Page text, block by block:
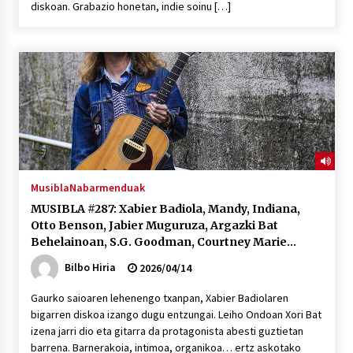
2026/07/09
Larunbatean Plentziako Itsas Martxa ospatuko
da
2026/07/07
LIBURUEN ERREPUBLIKA TXIKIA: Hiragana akats
2026/07/07
Uribitarte40 aretoan
SOINUGELA: Paul McCartney eta Ringo Starr-en
lan berriak
diskoan. Grabazio honetan, indie soinu […]
MusiblaNabarmenduak
MUSIBLA #287: Xabier Badiola, Mandy, Indiana,
Otto Benson, Jabier Muguruza, Argazki Bat
Behelainoan, S.G. Goodman, Courtney Marie
Andrews
Bilbo Hiria 2026/04/14
Gaurko saioaren lehenengo txanpan, Xabier Badiolaren
bigarren diskoa izango dugu entzungai. Leiho Ondoan Xori Bat
izena jarri dio eta gitarra da protagonista abesti guztietan
barrena. Barnerakoia, intimoa, organikoa… ertz askotako